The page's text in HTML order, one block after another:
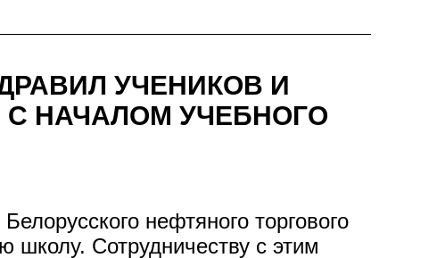
УЧЕНИКОВ И
НАЧАЛОМ УЧЕБНОГО
нефтяного торгового
Сотрудничеству с этим